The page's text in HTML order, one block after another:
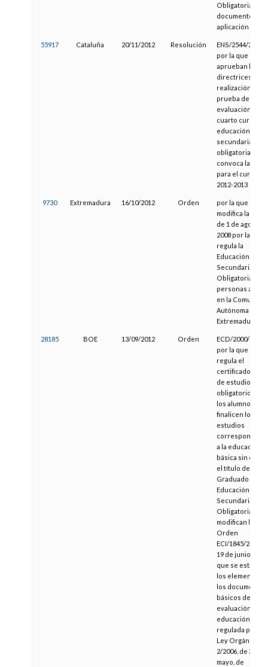
Obligatoria y los
documentos de
aplicación
55917 Cataluña 20/11/2012 Resolución
ENS/2544/2012,
por la que se
aprueban las
directrices para
realización de la
prueba de
evaluación de
cuarto curso de
educación
secundaria
obligatoria y se
convoca la
para el curso
2012-2013
9730 Extremadura 16/10/2012 Orden
por la que se
modifica la
de 1 de agosto
2008 por la que
regula la
Educación
Secundaria
Obligatoria para
personas
en la
Autónoma de
Extremadura
28185 BOE 13/09/2012 Orden
ECD/2000/2012,
por la que se
regula el
certificado
de estudios
obligatorios
los alumnos que
finalicen los
estudios
a la educación
básica sin
el título de
Graduado en
Educación
Secundaria
Obligatoria, y se
modifican la
Orden
ECI/1845/2007,
19 de junio, por
que se
los elementos
los documentos
básicos de
evaluación de la
educación
regulada por la
Ley Orgánica
2/2006, de 3 de
mayo, de